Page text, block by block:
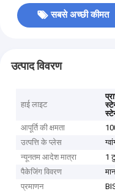
सबसे अच्छी कीमत
उत्पाद विवरण
हाई लाइट
आपूर्ति की क्षमता
उत्पत्ति के प्लेस
न्यूनतम आदेश मात्रा
1
पैकेजिंग विवरण
प्रमाणन